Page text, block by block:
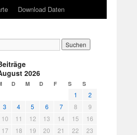
Download Daten
2026
D M D F S S
1
2
3
4 5 6 7 8
9
10
11 12 13 14 15
16
17
18 19 20 21 22
23